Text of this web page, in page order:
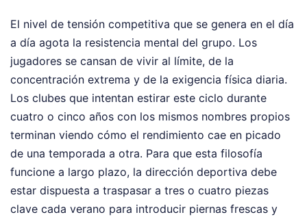
El nivel de tensión competitiva que se genera en el día
a día agota la resistencia mental del grupo. Los
jugadores se cansan de vivir al límite, de la
concentración extrema y de la exigencia física diaria.
Los clubes que intentan estirar este ciclo durante
cuatro o cinco años con los mismos nombres propios
terminan viendo cómo el rendimiento cae en picado
de una temporada a otra. Para que esta filosofía
funcione a largo plazo, la dirección deportiva debe
estar dispuesta a traspasar a tres o cuatro piezas
clave cada verano para introducir piernas frescas y